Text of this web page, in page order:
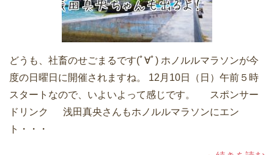
どうも、社畜のせごまるです(ﾟ∀ﾟ) ホノルルマラソンが今
度の日曜日に開催されますね。 12月10日（日）午前５時
スタートなので、いよいよって感じです。 スポンサー
ドリンク 浅田真央さんもホノルルマラソンにエン
ト・・・